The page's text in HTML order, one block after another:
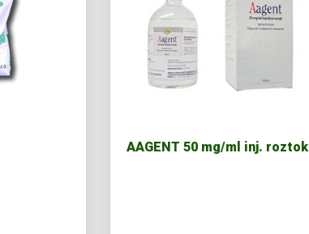
AAGENT 50 mg/ml inj. roztok